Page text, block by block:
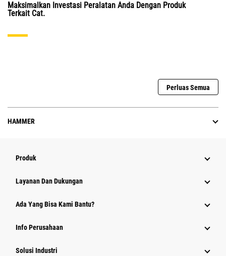
Maksimalkan Investasi Peralatan Anda Dengan Produk
Terkait Cat.
Perluas Semua
HAMMER
Produk
Layanan Dan Dukungan
Ada Yang Bisa Kami Bantu?
Info Perusahaan
Solusi Industri